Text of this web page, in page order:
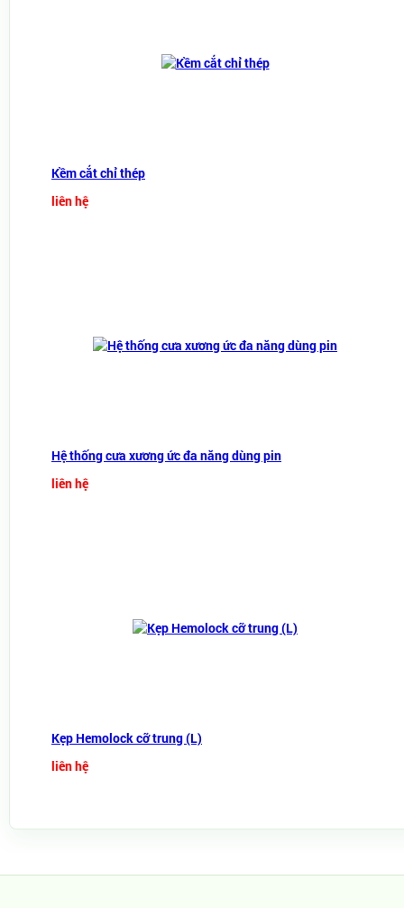
Kềm cắt chỉ thép
liên hệ
Hệ thống cưa xương ức đa năng dùng pin
liên hệ
Kẹp Hemolock cỡ trung (L)
liên hệ